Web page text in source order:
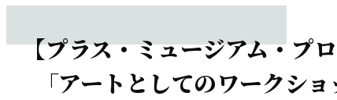
【プラス・ミュージアム・ プ
「アート としてのワークショ